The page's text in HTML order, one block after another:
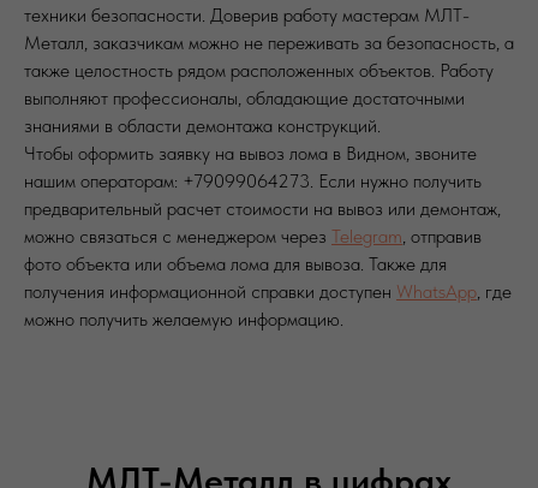
техники безопасности. Доверив работу мастерам МЛТ-
Металл, заказчикам можно не переживать за безопасность, а
также целостность рядом расположенных объектов. Работу
выполняют профессионалы, обладающие достаточными
знаниями в области демонтажа конструкций.
Чтобы оформить заявку на вывоз лома в Видном, звоните
нашим операторам: +79099064273. Если нужно получить
предварительный расчет стоимости на вывоз или демонтаж,
можно связаться с менеджером через Telegram, отправив
фото объекта или объема лома для вывоза. Также для
получения информационной справки доступен WhatsApp, где
можно получить желаемую информацию.